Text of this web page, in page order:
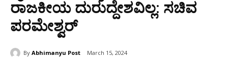
ರಾಜಕೀಯ ದುರುದ್ದೇಶವಿಲ್ಲ: ಸಚಿವ
ಪರಮೇಶ್ವರ್‌
By Abhimanyu Post March 15, 2024